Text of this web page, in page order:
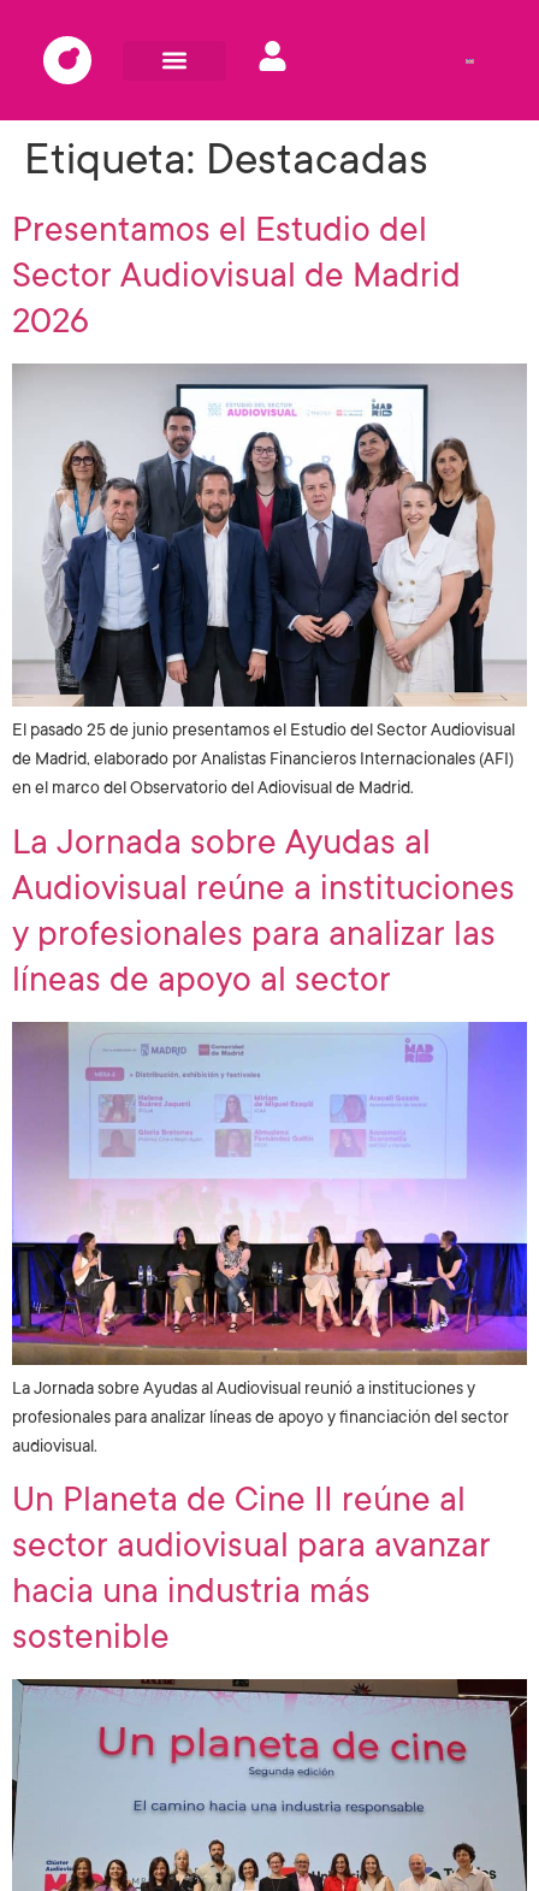
Etiqueta: Destacadas
Presentamos el Estudio del
Sector Audiovisual de Madrid
2026
El pasado 25 de junio presentamos el Estudio del Sector Audiovisual
de Madrid, elaborado por Analistas Financieros Internacionales (AFI)
en el marco del Observatorio del Adiovisual de Madrid.
La Jornada sobre Ayudas al
Audiovisual reúne a instituciones
y profesionales para analizar las
líneas de apoyo al sector
La Jornada sobre Ayudas al Audiovisual reunió a instituciones y
profesionales para analizar líneas de apoyo y financiación del sector
audiovisual.
Un Planeta de Cine II reúne al
sector audiovisual para avanzar
hacia una industria más
sostenible